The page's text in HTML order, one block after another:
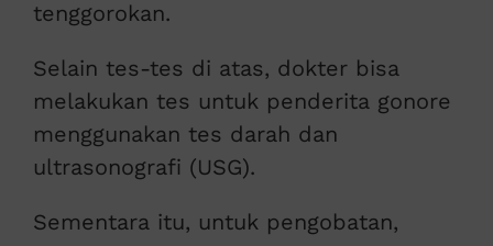
tenggorokan.
Selain tes-tes di atas, dokter bisa
melakukan tes untuk penderita gonore
menggunakan tes darah dan
ultrasonografi (USG).
Sementara itu, untuk pengobatan,